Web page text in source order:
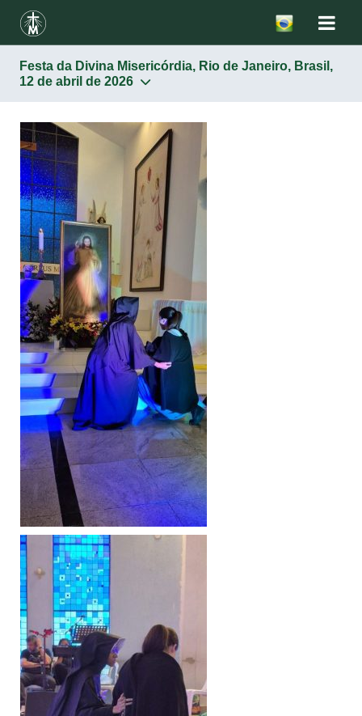
Festa da Divina Misericórdia, Rio de Janeiro, Brasil,
12 de abril de 2026